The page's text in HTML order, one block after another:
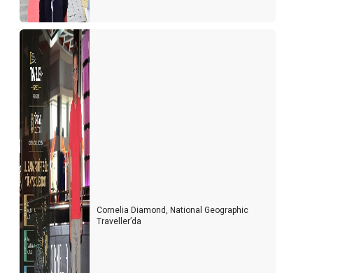
Cornelia Diamond, National Geographic
Traveller’da